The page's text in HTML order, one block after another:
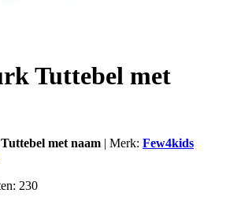
Tuttebel met
met naam | Merk: Few4kids
230